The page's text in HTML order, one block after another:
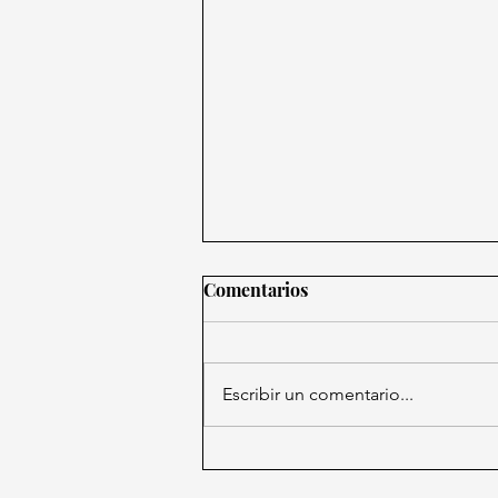
Comentarios
Escribir un comentario...